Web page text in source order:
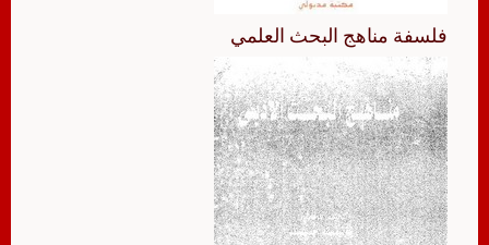
فلسفة مناهج البحث العلمي